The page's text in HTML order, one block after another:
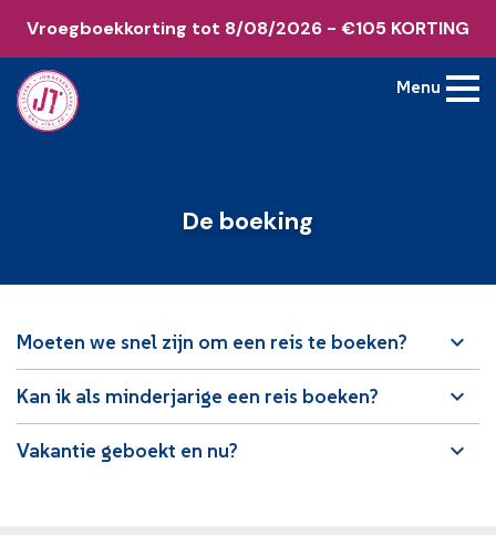
Vroegboekkorting tot 8/08/2026 - €105 KORTING
Menu
De boeking
Moeten we snel zijn om een reis te boeken?
Kan ik als minderjarige een reis boeken?
Vakantie geboekt en nu?